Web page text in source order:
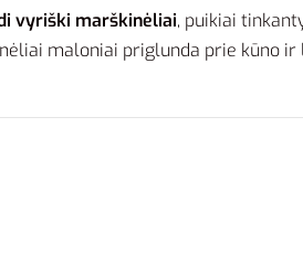
vyriški marškinėliai, puikiai
maloniai priglunda prie kūno ir